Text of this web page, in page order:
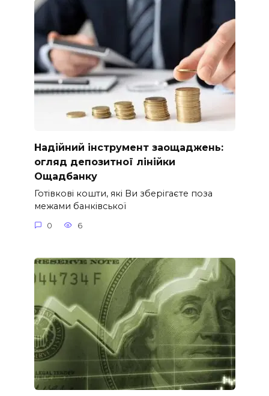
Надійний інструмент заощаджень:
огляд депозитної лінійки
Ощадбанку
Готівкові кошти, які Ви зберігаєте поза
межами банківської
0 6